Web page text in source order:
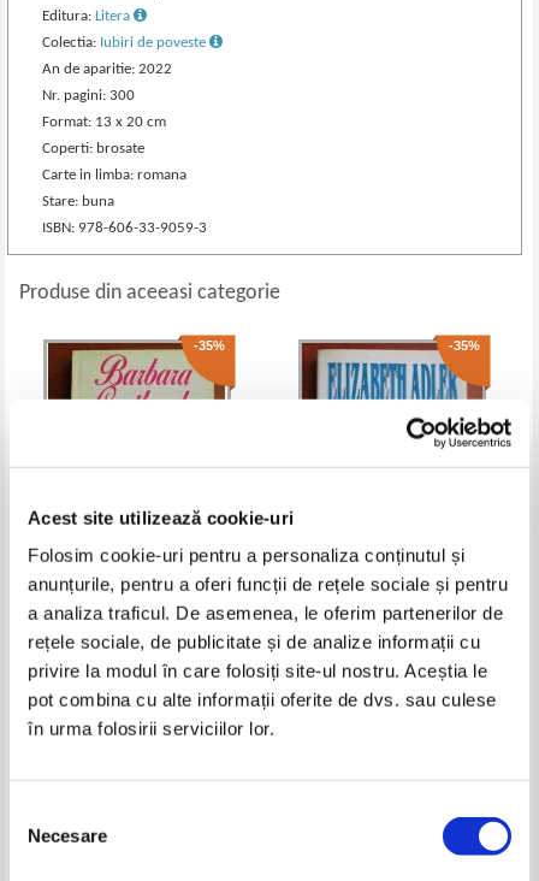
Acest site utilizează cookie-uri
Folosim cookie-uri pentru a personaliza conținutul și
anunțurile, pentru a oferi funcții de rețele sociale și pentru
a analiza traficul. De asemenea, le oferim partenerilor de
rețele sociale, de publicitate și de analize informații cu
privire la modul în care folosiți site-ul nostru. Aceștia le
pot combina cu alte informații oferite de dvs. sau culese
în urma folosirii serviciilor lor.
consimțământului
Necesare
Editura:Litera
Colectia: Iubiri de poveste
An de aparitie: 2022
Nr. pagini: 300
Format: 13 x 20 cm
Coperti: brosate
Carte in limba: romana
Stare: buna
ISBN: 978-606-33-9059-3
Produse din aceeasi categorie
-35%
Barbara Cartland - Nazuinta
Pret:10,00Lei 6,50 Lei
Adaugă în coș
-35%
Elizabeth Adler - Totul sau nimic
Pret:16,00Lei 10,40 Lei
Adaugă în coș